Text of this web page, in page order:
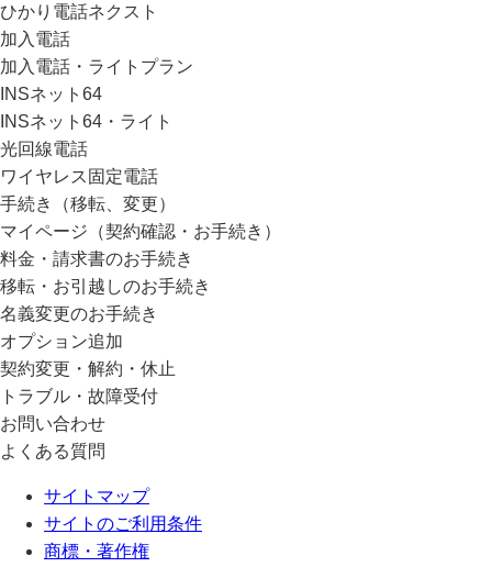
ひかり電話ネクスト
加入電話
加入電話・ライトプラン
INSネット64
INSネット64・ライト
光回線電話
ワイヤレス固定電話
手続き（移転、変更）
マイページ（契約確認・お手続き）
料金・請求書のお手続き
移転・お引越しのお手続き
名義変更のお手続き
オプション追加
契約変更・解約・休止
トラブル・故障受付
お問い合わせ
よくある質問
サイトマップ
サイトのご利用条件
商標・著作権